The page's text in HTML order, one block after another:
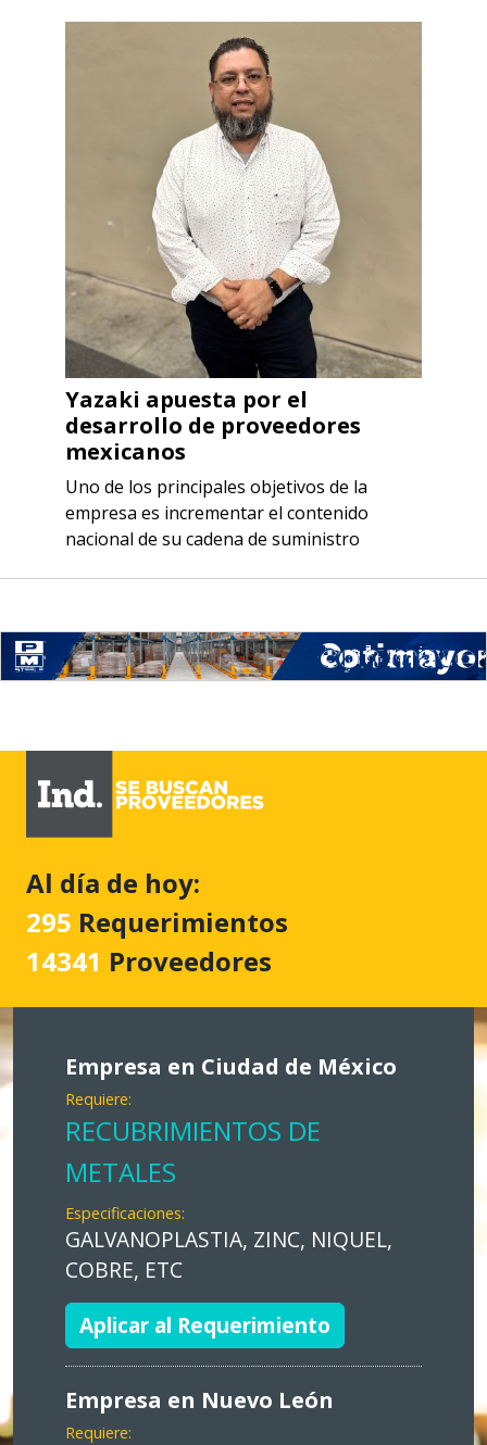
Yazaki apuesta por el
desarrollo de proveedores
mexicanos
Uno de los principales objetivos de la
empresa es incrementar el contenido
nacional de su cadena de suministro
Al día de hoy:
295 Requerimientos
14341 Proveedores
Empresa en Ciudad de México
Requiere:
RECUBRIMIENTOS DE
METALES
Especificaciones:
GALVANOPLASTIA, ZINC, NIQUEL,
COBRE, ETC
Aplicar al Requerimiento
Empresa en Nuevo León
Requiere: